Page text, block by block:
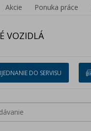
Akcie Ponuka práce
VOZIDLÁ
DO SERVISU